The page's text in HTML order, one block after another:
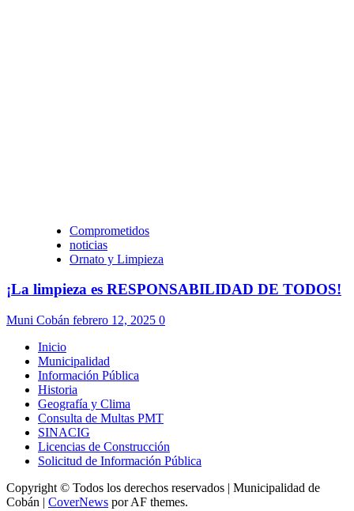
Comprometidos
noticias
Ornato y Limpieza
¡La limpieza es RESPONSABILIDAD DE TODOS!
Muni Cobán febrero 12, 2025 0
Inicio
Municipalidad
Información Pública
Historia
Geografía y Clima
Consulta de Multas PMT
SINACIG
Licencias de Construcción
Solicitud de Información Pública
Copyright © Todos los derechos reservados | Municipalidad de
Cobán | CoverNews por AF themes.